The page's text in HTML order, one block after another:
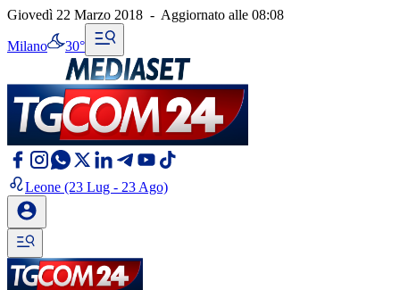
Giovedì 22 Marzo 2018 - Aggiornato alle 08:08
Milano 30°
Leone (23 Lug - 23 Ago)